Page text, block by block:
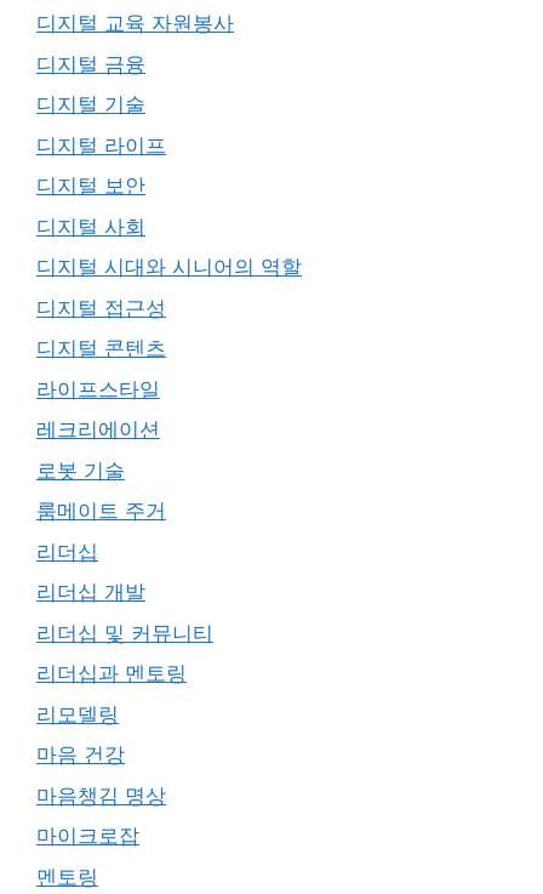
디지털 교육 자원봉사
디지털 금융
디지털 기술
디지털 라이프
디지털 보안
디지털 사회
디지털 시대와 시니어의 역할
디지털 접근성
디지털 콘텐츠
라이프스타일
레크리에이션
로봇 기술
룸메이트 주거
리더십
리더십 개발
리더십 및 커뮤니티
리더십과 멘토링
리모델링
마음 건강
마음챙김 명상
마이크로잡
멘토링